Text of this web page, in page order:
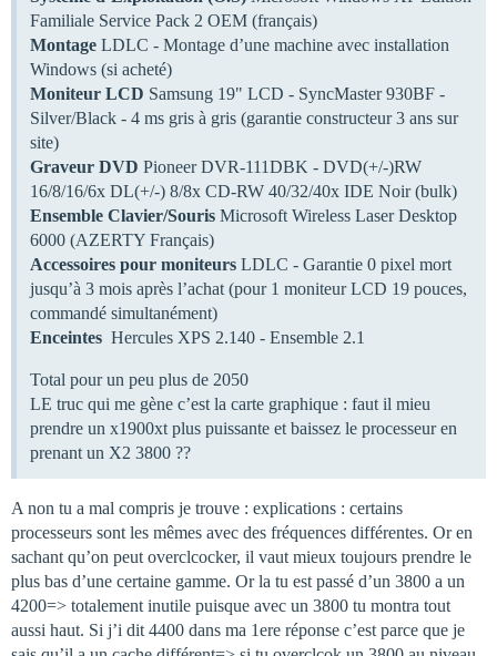
Familiale Service Pack 2 OEM (français)
Montage LDLC - Montage d’une machine avec installation
Windows (si acheté)
Moniteur LCD Samsung 19" LCD - SyncMaster 930BF -
Silver/Black - 4 ms gris à gris (garantie constructeur 3 ans sur
site)
Graveur DVD Pioneer DVR-111DBK - DVD(+/-)RW
16/8/16/6x DL(+/-) 8/8x CD-RW 40/32/40x IDE Noir (bulk)
Ensemble Clavier/Souris Microsoft Wireless Laser Desktop
6000 (AZERTY Français)
Accessoires pour moniteurs LDLC - Garantie 0 pixel mort
jusqu’à 3 mois après l’achat (pour 1 moniteur LCD 19 pouces,
commandé simultanément)
Enceintes Hercules XPS 2.140 - Ensemble 2.1
Total pour un peu plus de 2050 
LE truc qui me gène c’est la carte graphique : faut il mieu
prendre un x1900xt plus puissante et baissez le processeur en
prenant un X2 3800 ??
A non tu a mal compris je trouve : explications : certains
processeurs sont les mêmes avec des fréquences différentes. Or en
sachant qu’on peut overclcocker, il vaut mieux toujours prendre le
plus bas d’une certaine gamme. Or la tu est passé d’un 3800 a un
4200=> totalement inutile puisque avec un 3800 tu montra tout
aussi haut. Si j’i dit 4400 dans ma 1ere réponse c’est parce que je